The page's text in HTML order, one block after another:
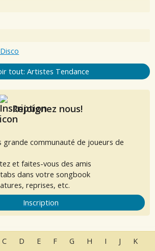
tout: Artistes Tendance
Rejoignez nous!
grande communauté de joueurs de
et faites-vous des amis
dans votre songbook
reprises, etc.
Inscription
C D E F G H I J K